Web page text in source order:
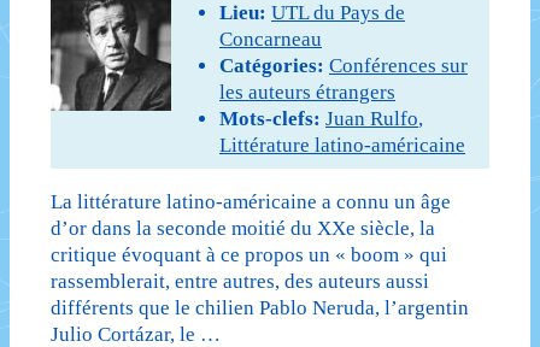
–
1ère
séance
Le
partage
des
eaux
Lieu: UTL du Pays de
Concarneau
Catégories: Conférences sur
les auteurs étrangers
Mots-clefs: Juan Rulfo,
Littérature latino-américaine
La littérature latino-américaine a connu un âge
d’or dans la seconde moitié du XXe siècle, la
critique évoquant à ce propos un « boom » qui
rassemblerait, entre autres, des auteurs aussi
différents que le chilien Pablo Neruda, l’argentin
Julio Cortázar, le …